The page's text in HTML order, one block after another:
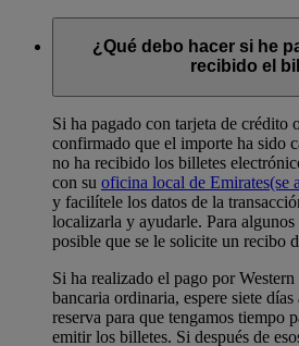
¿Qué debo hacer si he
recibido el
Si ha pagado con tarjeta de crédito
confirmado que el importe ha sido
no ha recibido los billetes
con su oficina local de Emirates(se
y facilítele los datos de la
localizarla y ayudarle. Para algunos
posible que se le solicite un recibo
Si ha realizado el pago por
bancaria ordinaria, espere siete
reserva para que tengamos tiempo
emitir los billetes. Si después de